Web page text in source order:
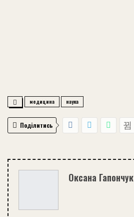
медицина наука
Поділитись
Оксана Гапончук